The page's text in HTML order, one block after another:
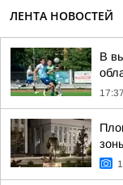
ЛЕНТА НОВОСТЕЙ
В
17:37